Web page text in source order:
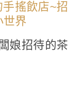
娘招待的茶